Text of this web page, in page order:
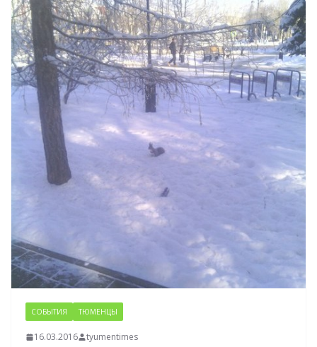
СОБЫТИЯ ТЮМЕНЦЫ
16.03.2016 tyumentimes